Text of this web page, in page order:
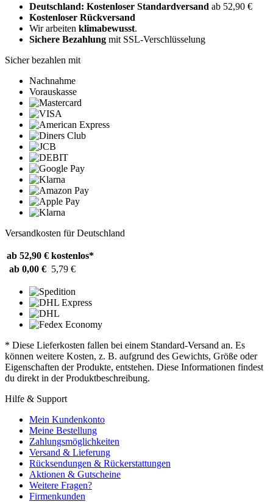
Deutschland: Kostenloser Standardversand ab 52,90 €
Kostenloser Rückversand
Wir arbeiten klimabewusst.
Sichere Bezahlung mit SSL-Verschlüsselung
Sicher bezahlen mit
Nachnahme
Vorauskasse
Versandkosten für Deutschland
ab 52,90 € kostenlos*
ab 0,00 € 5,79 €
* Diese Lieferkosten fallen bei einem Standard-Versand an. Es
können weitere Kosten, z. B. aufgrund des Gewichts, Größe oder
Eigenschaften der Produkte, entstehen. Diese Informationen findest
du direkt in der Produktbeschreibung.
Hilfe & Support
Mein Kundenkonto
Meine Bestellung
Zahlungsmöglichkeiten
Versand & Lieferung
Rücksendungen & Rückerstattungen
Aktionen & Gutscheine
Weitere Fragen?
Firmenkunden